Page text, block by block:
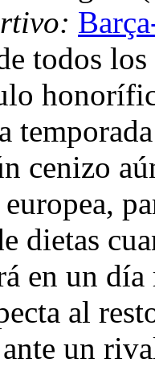
todos
cenizo
dietas
en un
al
un